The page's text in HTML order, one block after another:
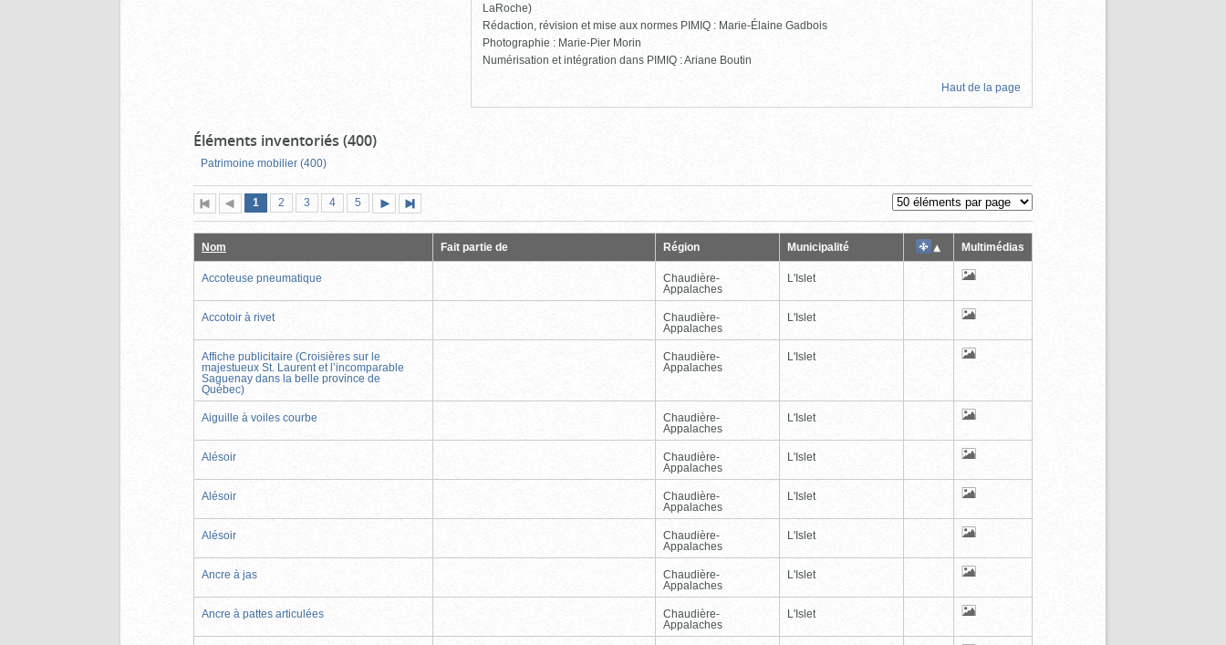
LaRoche)
Rédaction, révision et mise aux normes PIMIQ : Marie-Élaine Gadbois
Photographie : Marie-Pier Morin
Numérisation et intégration dans PIMIQ : Ariane Boutin
Haut de la page
Éléments inventoriés (400)
Patrimoine mobilier (400)
Première
page
Page
précédente
Page
1 (page
actuelle)
Page
2 Page
3 Page
4 Page
5
suivante
page
Nom Fait partie de Région Municipalité Multimédias
Accoteuse pneumatique
Chaudière-
Appalaches
L'Islet
Accotoir à rivet
Chaudière-
Appalaches
L'Islet
Affiche publicitaire (Croisières sur le
majestueux St. Laurent et l’incomparable
Saguenay dans la belle province de
Québec)
Chaudière-
Appalaches
L'Islet
Aiguille à voiles courbe
Chaudière-
Appalaches
L'Islet
Alésoir
Chaudière-
Appalaches
L'Islet
Alésoir
Chaudière-
Appalaches
L'Islet
Alésoir
Chaudière-
Appalaches
L'Islet
Ancre à jas
Chaudière-
Appalaches
L'Islet
Ancre à pattes articulées
Chaudière-
Appalaches
L'Islet